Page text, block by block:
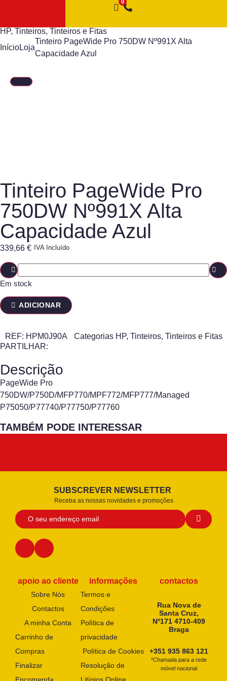
HP, Tinteiros, Tinteiros e Fitas
InícioLoja
Tinteiro PageWide Pro 750DW Nº991X Alta
Capacidade Azul
Tinteiro PageWide Pro
750DW Nº991X Alta
Capacidade Azul
339,66 € IVA Incluído
Em stock
ADICIONAR
REF: HPM0J90A Categorias HP, Tinteiros, Tinteiros e Fitas
PARTILHAR:
Descrição
PageWide Pro
750DW/P750D/MFP770/MPF772/MFP777/Managed
P75050/P77740/P77750/P77760
TAMBÉM PODE INTERESSAR
SUBSCREVER NEWSLETTER
Receba as nossas novidades e promoções
apoio ao cliente
Sobre Nós
Contactos
A minha Conta
Carrinho de
Compras
Finalizar
Encomenda
informações
Termos e
Condições
Política de
privacidade
Política de Cookies
Resolução de
Litígios Online
contactos
Rua Nova de
Santa Cruz,
Nº171 4710-409
Braga
+351 935 863 121
*Chamada para a rede
móvel nacional